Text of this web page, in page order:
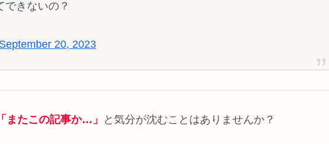
できないの？
September 20, 2023
「またこの記事か…」 と気分が沈むことはありませんか？